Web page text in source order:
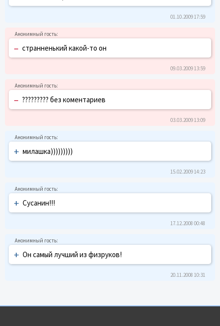
01.10.2009 17:59
– странненький какой-то он
09.03.2009 13:59
– ????????? без коментариев
03.03.2009 13:09
+ милашка)))))))))
15.02.2009 14:23
+ Сусанин!!!
17.12.2008 00:48
+ Он самый лучший из физруков!
20.11.2008 10:31